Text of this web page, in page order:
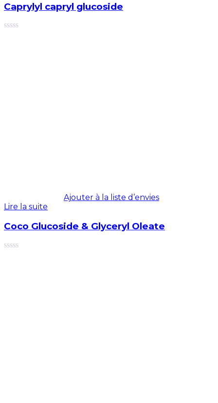
Caprylyl capryl glucoside
Ajouter à la liste d’envies
Lire la suite
Coco Glucoside & Glyceryl Oleate